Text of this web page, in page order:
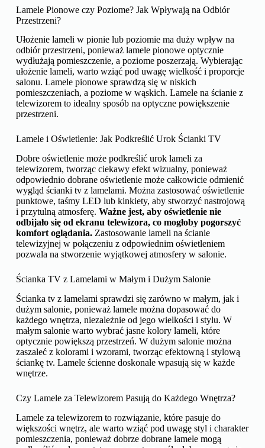
Lamele Pionowe czy Poziome? Jak Wpływają na Odbiór
Przestrzeni?
Ułożenie lameli w pionie lub poziomie ma duży wpływ na
odbiór przestrzeni, ponieważ lamele pionowe optycznie
wydłużają pomieszczenie, a poziome poszerzają. Wybierając
ułożenie lameli, warto wziąć pod uwagę wielkość i proporcje
salonu. Lamele pionowe sprawdzą się w niskich
pomieszczeniach, a poziome w wąskich. Lamele na ścianie z
telewizorem to idealny sposób na optyczne powiększenie
przestrzeni.
Lamele i Oświetlenie: Jak Podkreślić Urok Ścianki TV
Dobre oświetlenie może podkreślić urok lameli za
telewizorem, tworząc ciekawy efekt wizualny, ponieważ
odpowiednio dobrane oświetlenie może całkowicie odmienić
wygląd ścianki tv z lamelami. Można zastosować oświetlenie
punktowe, taśmy LED lub kinkiety, aby stworzyć nastrojową
i przytulną atmosferę. Ważne jest, aby oświetlenie nie
odbijało się od ekranu telewizora, co mogłoby pogorszyć
komfort oglądania.Zastosowanie lameli na ścianie
telewizyjnej w połączeniu z odpowiednim oświetleniem
pozwala na stworzenie wyjątkowej atmosfery w salonie.
Ścianka TV z Lamelami w Małym i Dużym Salonie
Ścianka tv z lamelami sprawdzi się zarówno w małym, jak i
dużym salonie, ponieważ lamele można dopasować do
każdego wnętrza, niezależnie od jego wielkości i stylu. W
małym salonie warto wybrać jasne kolory lameli, które
optycznie powiększą przestrzeń. W dużym salonie można
zaszaleć z kolorami i wzorami, tworząc efektowną i stylową
ściankę tv. Lamele ścienne doskonale wpasują się w każde
wnętrze.
Czy Lamele za Telewizorem Pasują do Każdego Wnętrza?
Lamele za telewizorem to rozwiązanie, które pasuje do
większości wnętrz, ale warto wziąć pod uwagę styl i charakter
pomieszczenia, ponieważ dobrze dobrane lamele mogą